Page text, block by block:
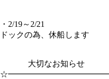
・2/19～2/21
ドックの為、休船します
大切なお知らせ